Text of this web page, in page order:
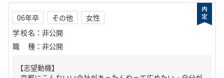
06年卒 その他
女性
学校名 ： 非公開
職種 ： 非公開
【志望動機】